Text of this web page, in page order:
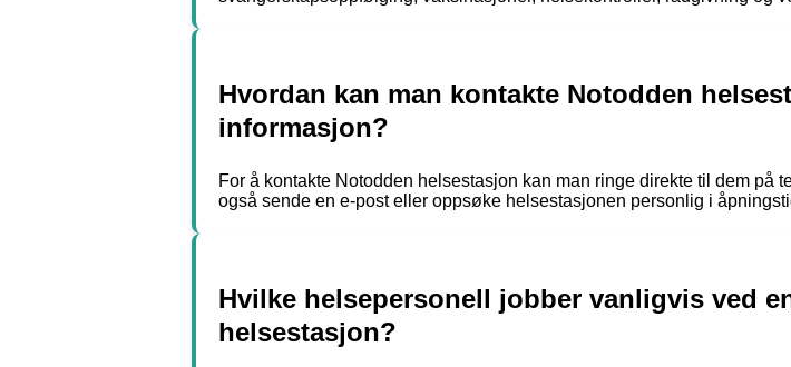
Hvordan kan man kontakte Notodden
informasjon?
For å kontakte Notodden helsestasjon kan man ringe direkte til dem på
også sende en e-post eller oppsøke helsestasjonen personlig i
Hvilke helsepersonell jobber vanligvis ved
helsestasjon?